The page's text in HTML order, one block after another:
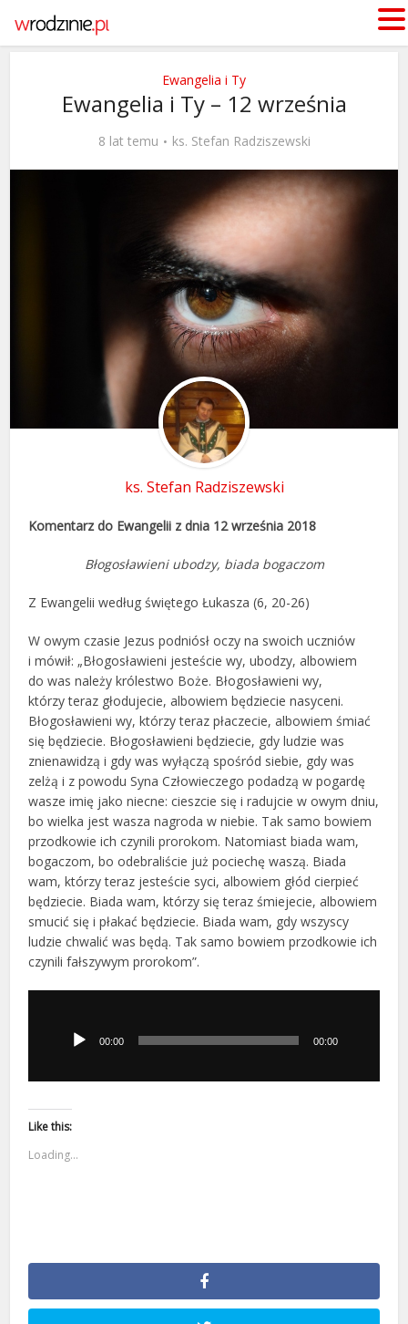
Ewangelia i Ty
Ewangelia i Ty – 12 września
8 lat temu ks. Stefan Radziszewski
ks. Stefan Radziszewski
Komentarz do Ewangelii z dnia 12 września 2018
Błogosławieni ubodzy, biada bogaczom
Z Ewangelii według świętego Łukasza (6, 20-26)
W owym czasie Jezus podniósł oczy na swoich uczniów
i mówił: „Błogosławieni jesteście wy, ubodzy, albowiem
do was należy królestwo Boże. Błogosławieni wy,
którzy teraz głodujecie, albowiem będziecie nasyceni.
Błogosławieni wy, którzy teraz płaczecie, albowiem śmiać
się będziecie. Błogosławieni będziecie, gdy ludzie was
znienawidzą i gdy was wyłączą spośród siebie, gdy was
zelżą i z powodu Syna Człowieczego podadzą w pogardę
wasze imię jako niecne: cieszcie się i radujcie w owym dniu,
bo wielka jest wasza nagroda w niebie. Tak samo bowiem
przodkowie ich czynili prorokom. Natomiast biada wam,
bogaczom, bo odebraliście już pociechę waszą. Biada
wam, którzy teraz jesteście syci, albowiem głód cierpieć
będziecie. Biada wam, którzy się teraz śmiejecie, albowiem
smucić się i płakać będziecie. Biada wam, gdy wszyscy
ludzie chwalić was będą. Tak samo bowiem przodkowie ich
czynili fałszywym prorokom”.
dźwiękowych00:00 00:00
Like this:
Loading...